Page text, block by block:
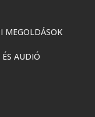
MEGOLDÁSOK
AUDIÓ